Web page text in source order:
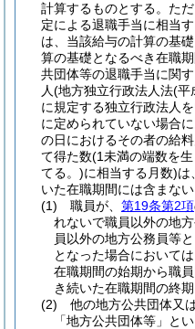
計算するものとする。 た
定による退職手当に相当
は、当該給与の計算の基
算の基礎となるべき在職
共団体等の退職手当に関
人(地方独立行政法人法(平
に規定する独立行政法人
に定められていない場合
の日におけるその者の給
て得た数(1未満の端数を
てる。)に相当する月数)は
いた在職期間には含まない
(1)
職員が、 第19条第2項
れないで職員以外の地
員以外の地方公務員等
となった場合において
在職期間の始期から職
き続いた在職期間の終
(2)
他の地方公共団体又
「地方公共団体等」と